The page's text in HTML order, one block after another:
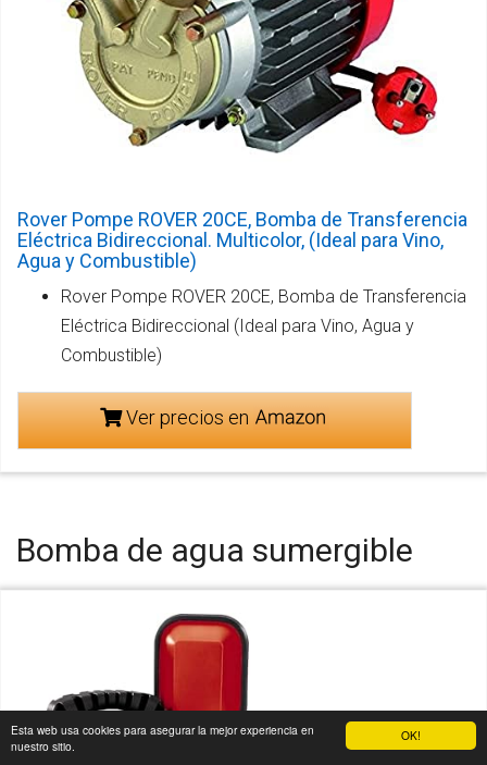
OK!
Esta web usa cookies para asegurar la mejor experiencia en
nuestro sitio.
Rover Pompe ROVER 20CE, Bomba de Transferencia
Eléctrica Bidireccional. Multicolor, (Ideal para Vino,
Agua y Combustible)
Rover Pompe ROVER 20CE, Bomba de Transferencia
Eléctrica Bidireccional (Ideal para Vino, Agua y
Combustible)
Ver precios en
Bomba de agua sumergible